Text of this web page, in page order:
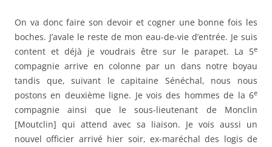
On va donc faire son devoir et cogner une bonne fois les
boches. J’avale le reste de mon eau-de-vie d’entrée. Je suis
content et déjà je voudrais être sur le parapet. La 5e
compagnie arrive en colonne par un dans notre boyau
tandis que, suivant le capitaine Sénéchal, nous nous
postons en deuxième ligne. Je vois des hommes de la 6e
compagnie ainsi que le sous-lieutenant de Monclin
[Moutclin] qui attend avec sa liaison. Je vois aussi un
nouvel officier arrivé hier soir, ex-maréchal des logis de